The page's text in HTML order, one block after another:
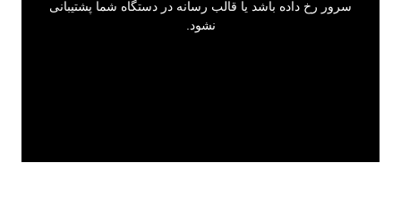
سرور رخ داده باشد یا قالب رسانه در دستگاه شما پشتیبانی
نشود.